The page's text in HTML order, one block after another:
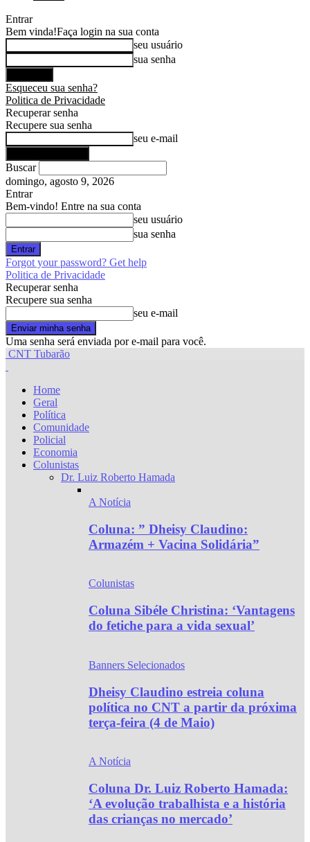
Entrar
Bem vinda!Faça login na sua conta
seu usuário
sua senha
Esqueceu sua senha?
Politica de Privacidade
Recuperar senha
Recupere sua senha
seu e-mail
Buscar
domingo, agosto 9, 2026
Entrar
Bem-vindo! Entre na sua conta
seu usuário
sua senha
Forgot your password? Get help
Politica de Privacidade
Recuperar senha
Recupere sua senha
seu e-mail
Uma senha será enviada por e-mail para você.
CNT Tubarão
Home
Geral
Política
Comunidade
Policial
Economia
Colunistas
Dr. Luiz Roberto Hamada
A Notícia
Coluna: ” Dheisy Claudino:
Armazém + Vacina Solidária”
Colunistas
Coluna Sibéle Christina: ‘Vantagens
do fetiche para a vida sexual’
Banners Selecionados
Dheisy Claudino estreia coluna
política no CNT a partir da próxima
terça-feira (4 de Maio)
A Notícia
Coluna Dr. Luiz Roberto Hamada:
‘A evolução trabalhista e a história
das crianças no mercado’